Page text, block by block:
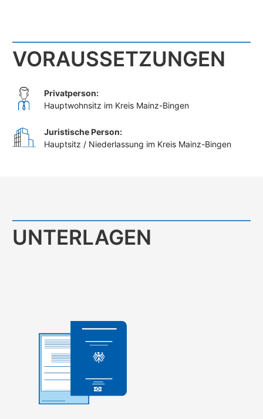
VORAUSSETZUNGEN
Privatperson:
Hauptwohnsitz im Kreis Mainz-Bingen
Juristische Person:
Hauptsitz / Niederlassung im Kreis Mainz-Bingen
UNTERLAGEN